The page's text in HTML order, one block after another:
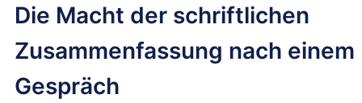
Die Macht der schriftlichen
Zusammenfassung nach einem
Gespräch